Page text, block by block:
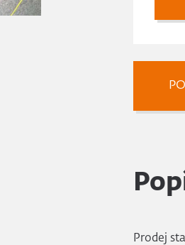
Prodej